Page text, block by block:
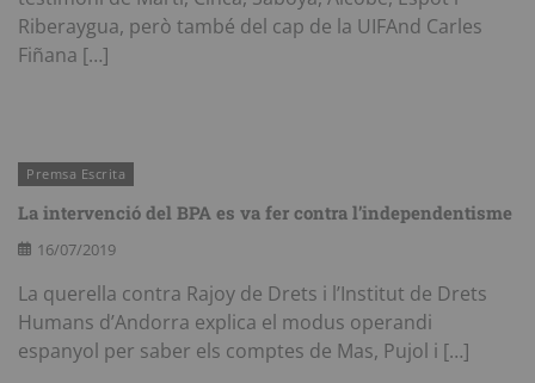
Riberaygua, però també del cap de la UIFAnd Carles
Fiñana […]
Premsa Escrita
La intervenció del BPA es va fer contra l’independentisme
16/07/2019
La querella contra Rajoy de Drets i l’Institut de Drets
Humans d’Andorra explica el modus operandi
espanyol per saber els comptes de Mas, Pujol i […]